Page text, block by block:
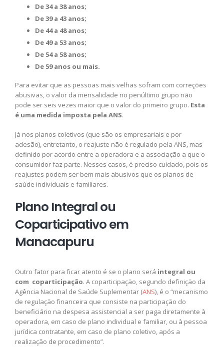
De 34 a 38 anos;
De 39 a 43 anos;
De 44 a 48 anos;
De 49 a 53 anos;
De 54 a 58 anos;
De 59 anos ou mais.
Para evitar que as pessoas mais velhas sofram com correções
abusivas, o valor da mensalidade no penúltimo grupo não
pode ser seis vezes maior que o valor do primeiro grupo. Esta
é uma medida imposta pela ANS.
Já nos planos coletivos (que são os empresariais e por
adesão), entretanto, o reajuste não é regulado pela ANS, mas
definido por acordo entre a operadora e a associação a que o
consumidor faz parte. Nesses casos, é preciso cuidado, pois os
reajustes podem ser bem mais abusivos que os planos de
saúde individuais e familiares.
Plano Integral ou
Coparticipativo em
Manacapuru
Outro fator para ficar atento é se o plano será integral ou
com coparticipação. A coparticipação, segundo definição da
Agência Nacional de Saúde Suplementar (ANS), é o “mecanismo
de regulação financeira que consiste na participação do
beneficiário na despesa assistencial a ser paga diretamente à
operadora, em caso de plano individual e familiar, ou à pessoa
jurídica contratante, em caso de plano coletivo, após a
realização de procedimento”.